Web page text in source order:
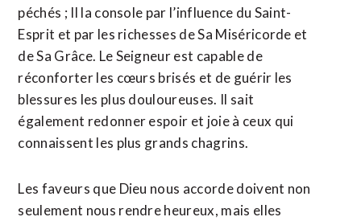
péchés ; Il la console par l’influence du Saint-
Esprit et par les richesses de Sa Miséricorde et
de Sa Grâce. Le Seigneur est capable de
réconforter les cœurs brisés et de guérir les
blessures les plus douloureuses. Il sait
également redonner espoir et joie à ceux qui
connaissent les plus grands chagrins.
Les faveurs que Dieu nous accorde doivent non
seulement nous rendre heureux, mais elles